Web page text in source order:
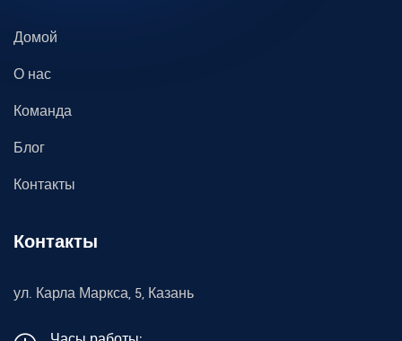
Домой
О нас
Команда
Блог
Контакты
Контакты
ул. Карла Маркса, 5, Казань